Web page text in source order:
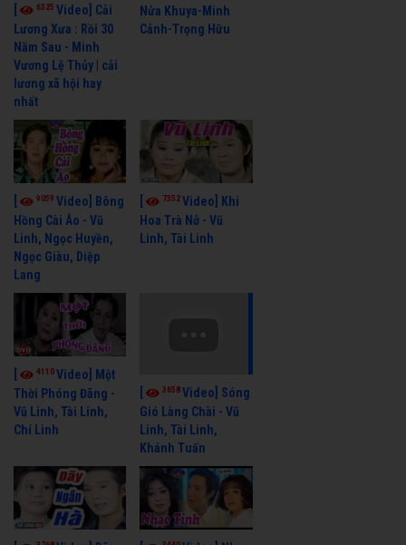
6325 Video] Cải
Lương Xưa : Rồi 30
Năm Sau - Minh
Vương Lệ Thủy | cải
lương xã hội hay
nhất
Nửa Khuya-Minh
Cảnh-Trọng Hữu
9059 Video] Bông
Hồng Cài Áo - Vũ
Linh, Ngọc Huyền,
Ngọc Giàu, Diệp
Lang
7352Video] Khi
Hoa Trà Nở - Vũ
Linh, Tài Linh
4110Video] Một
Thời Phóng Đãng -
Vũ Linh, Tài Linh,
Chí Linh
3658Video] Sóng
Gió Làng Chài - Vũ
Linh, Tài Linh,
Khánh Tuấn